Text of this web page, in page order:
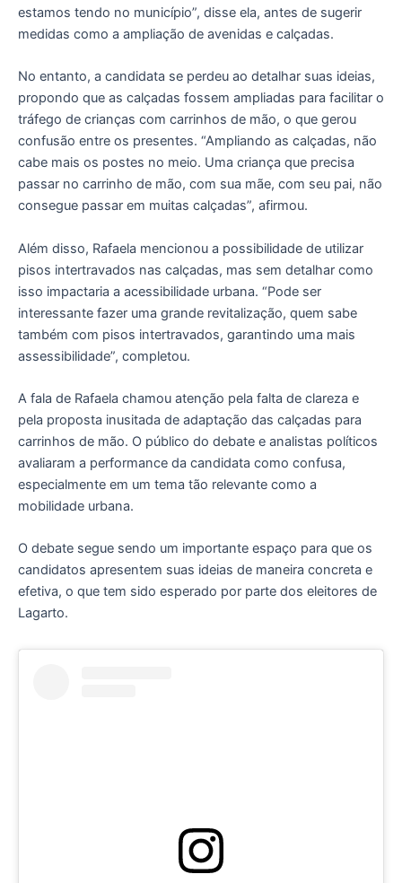
estamos tendo no município”, disse ela, antes de sugerir
medidas como a ampliação de avenidas e calçadas.
No entanto, a candidata se perdeu ao detalhar suas ideias,
propondo que as calçadas fossem ampliadas para facilitar o
tráfego de crianças com carrinhos de mão, o que gerou
confusão entre os presentes. “Ampliando as calçadas, não
cabe mais os postes no meio. Uma criança que precisa
passar no carrinho de mão, com sua mãe, com seu pai, não
consegue passar em muitas calçadas”, afirmou.
Além disso, Rafaela mencionou a possibilidade de utilizar
pisos intertravados nas calçadas, mas sem detalhar como
isso impactaria a acessibilidade urbana. “Pode ser
interessante fazer uma grande revitalização, quem sabe
também com pisos intertravados, garantindo uma mais
assessibilidade”, completou.
A fala de Rafaela chamou atenção pela falta de clareza e
pela proposta inusitada de adaptação das calçadas para
carrinhos de mão. O público do debate e analistas políticos
avaliaram a performance da candidata como confusa,
especialmente em um tema tão relevante como a
mobilidade urbana.
O debate segue sendo um importante espaço para que os
candidatos apresentem suas ideias de maneira concreta e
efetiva, o que tem sido esperado por parte dos eleitores de
Lagarto.